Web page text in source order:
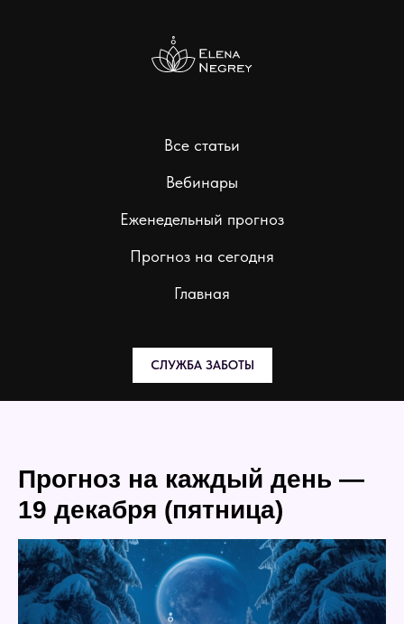
Все статьи
Вебинары
Еженедельный прогноз
Прогноз на сегодня
Главная
СЛУЖБА ЗАБОТЫ
Прогноз на каждый день —
19 декабря (пятница)